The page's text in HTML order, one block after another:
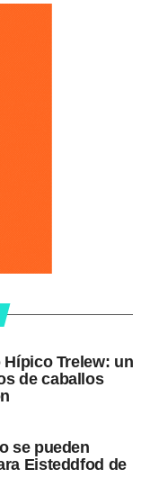
Hípico Trelew: un
de caballos
se pueden
Eisteddfod de